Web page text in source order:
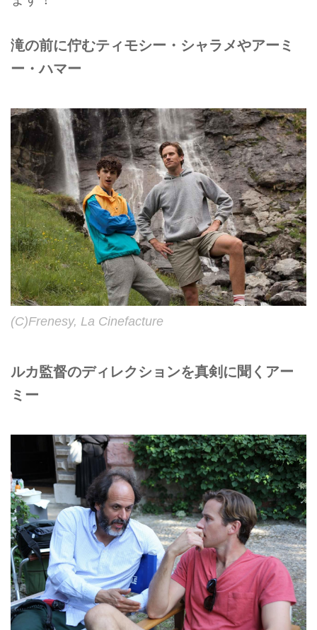
滝の前に佇むティモシー・シャラメやアーミ
ー・ハマー
(C)Frenesy, La Cinefacture
ルカ監督のディレクションを真剣に聞くアー
ミー